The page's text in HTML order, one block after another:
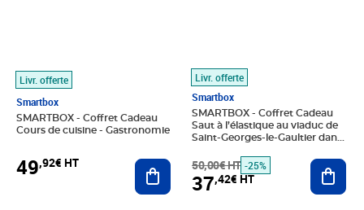
Livr. offerte
Smartbox
SMARTBOX - Coffret Cadeau
Cours de cuisine - Gastronomie
49,92€ HT Ajouter au panier
Livr. offerte
Smartbox
SMARTBOX - Coffret Cadeau
Saut à l’élastique au viaduc de
Saint-Georges-le-Gaultier dans
50,00€ HT -25%
37,42€ HT